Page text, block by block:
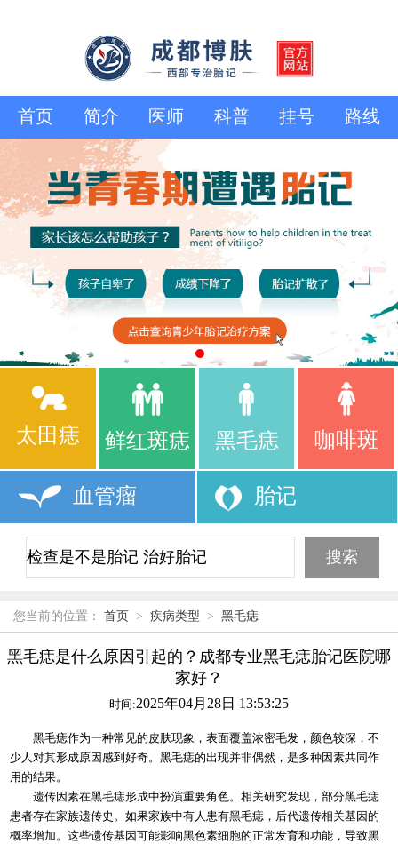
首页 简介 医师 科普 挂号 路线
太田痣 鲜红斑痣 黑毛痣 咖啡斑
血管瘤 胎记
您当前的位置： 首页 > 疾病类型 > 黑毛痣
黑毛痣是什么原因引起的？成都专业黑毛痣胎记医院哪
家好？
时间:2025年04月28日 13:53:25
黑毛痣作为一种常见的皮肤现象，表面覆盖浓密毛发，颜色较深，不
少人对其形成原因感到好奇。黑毛痣的出现并非偶然，是多种因素共同作
用的结果。​
遗传因素在黑毛痣形成中扮演重要角色。相关研究发现，部分黑毛痣
患者存在家族遗传史。如果家族中有人患有黑毛痣，后代遗传相关基因的
概率增加。这些遗传基因可能影响黑色素细胞的正常发育和功能，导致黑